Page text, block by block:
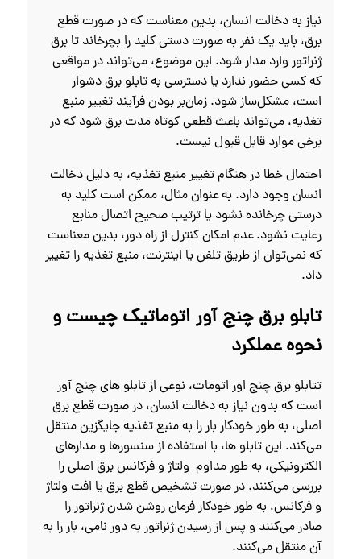
نیاز به دخالت انسان، بدین معناست که در صورت قطع
برق، باید یک نفر به صورت دستی کلید را بچرخاند تا برق
ژنراتور وارد مدار شود. این موضوع، می‌تواند در مواقعی
که کسی حضور ندارد یا دسترسی به تابلو برق دشوار
است، مشکل‌ساز شود. زمان‌بر بودن فرآیند تغییر منبع
تغذیه، می‌تواند باعث قطعی کوتاه‌ مدت برق شود که در
برخی موارد قابل قبول نیست.
احتمال خطا در هنگام تغییر منبع تغذیه، به دلیل دخالت
انسان وجود دارد. به عنوان مثال، ممکن است کلید به
درستی چرخانده نشود یا ترتیب صحیح اتصال منابع
رعایت نشود. عدم امکان کنترل از راه دور، بدین معناست
که نمی‌توان از طریق تلفن یا اینترنت، منبع تغذیه را تغییر
داد.
تابلو برق چنج آور اتوماتیک چیست و
نحوه عملکرد
تتابلو برق چنج اور اتومات، نوعی از تابلو های چنج آور
است که بدون نیاز به دخالت انسان، در صورت قطع برق
اصلی، به طور خودکار بار را به منبع تغذیه جایگزین منتقل
می‌کند. این تابلو ها، با استفاده از سنسورها و مدارهای
الکترونیکی، به طور مداوم ولتاژ و فرکانس برق اصلی را
بررسی می‌کنند. در صورت تشخیص قطع برق یا افت ولتاژ
و فرکانس، به طور خودکار فرمان روشن شدن ژنراتور را
صادر می‌کنند و پس از رسیدن ژنراتور به دور نامی، بار را به
آن منتقل می‌کنند.